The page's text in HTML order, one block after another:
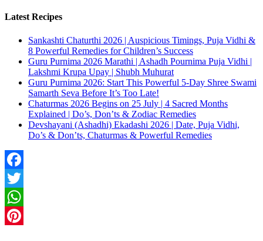
Latest Recipes
Sankashti Chaturthi 2026 | Auspicious Timings, Puja Vidhi &
8 Powerful Remedies for Children’s Success
Guru Purnima 2026 Marathi | Ashadh Pournima Puja Vidhi |
Lakshmi Krupa Upay | Shubh Muhurat
Guru Purnima 2026: Start This Powerful 5-Day Shree Swami
Samarth Seva Before It’s Too Late!
Chaturmas 2026 Begins on 25 July | 4 Sacred Months
Explained | Do’s, Don’ts & Zodiac Remedies
Devshayani (Ashadhi) Ekadashi 2026 | Date, Puja Vidhi,
Do’s & Don’ts, Chaturmas & Powerful Remedies
Facebook
Twitter
WhatsApp